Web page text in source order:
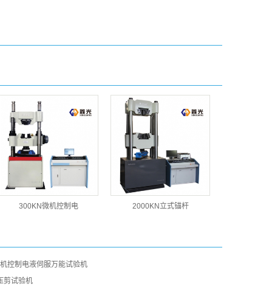
300KN微机控制电 2000KN立式锚杆
控制电液伺服万能试验机
剪试验机